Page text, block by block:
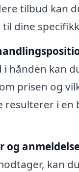
tilbud kan
dine
hånden kan
prisen og
resulterer i en
og
kan